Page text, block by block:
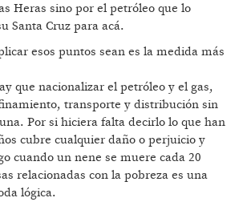
Heras sino por el petróleo que lo
Santa Cruz para acá.
esos puntos sean es la medida más
que nacionalizar el petróleo y el gas,
transporte y distribución sin
Por si hiciera falta decirlo lo que han
cubre cualquier daño o perjuicio y
cuando un nene se muere cada 20
relacionadas con la pobreza es una
lógica.